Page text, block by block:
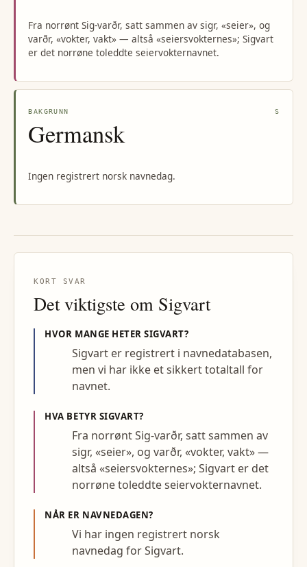
Fra norrønt Sig-varðr, satt sammen av sigr, «seier», og
varðr, «vokter, vakt» — altså «seiersvokternes»; Sigvart
er det norrøne toleddte seiervokternavnet.
BAKGRUNN S
Germansk
Ingen registrert norsk navnedag.
KORT SVAR
Det viktigste om Sigvart
HVOR MANGE HETERSIGVART?
Sigvart er registrert i navnedatabasen,
men vi har ikke et sikkert totaltall for
navnet.
HVA BETYR SIGVART?
Fra norrønt Sig-varðr, satt sammen av
sigr, «seier», og varðr, «vokter, vakt» —
altså «seiersvokternes»; Sigvart er det
norrøne toleddte seiervokternavnet.
NÅR ER NAVNEDAGEN?
Vi har ingen registrert norsk
navnedag for Sigvart.